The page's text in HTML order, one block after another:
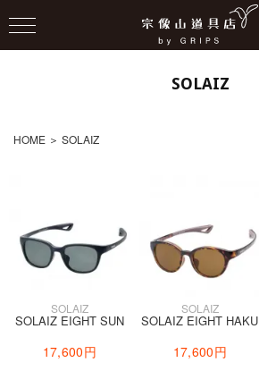
SOLAIZ
HOME ＞ SOLAIZ
SOLAIZ
SOLAIZ EIGHT SUN
17,600円
SOLAIZ
SOLAIZ EIGHT HAKU
17,600円